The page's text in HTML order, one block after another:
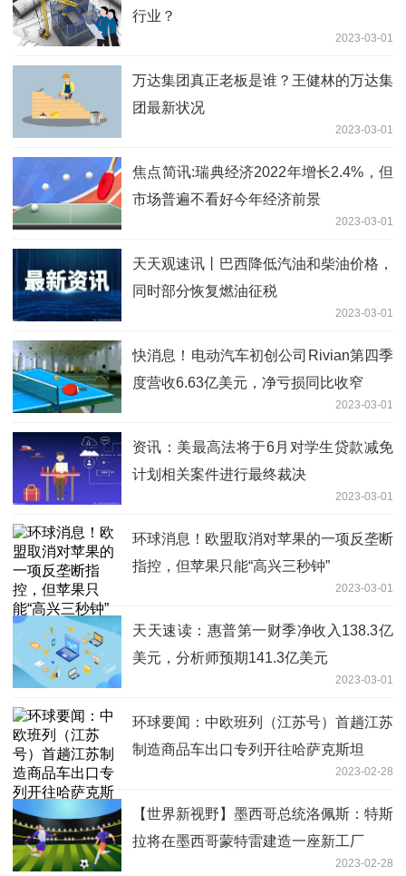
行业？
2023-03-01
万达集团真正老板是谁？王健林的万达集
团最新状况
2023-03-01
焦点简讯:瑞典经济2022年增长2.4%，但
市场普遍不看好今年经济前景
2023-03-01
天天观速讯丨巴西降低汽油和柴油价格，
同时部分恢复燃油征税
2023-03-01
快消息！电动汽车初创公司Rivian第四季
度营收6.63亿美元，净亏损同比收窄
2023-03-01
资讯：美最高法将于6月对学生贷款减免
计划相关案件进行最终裁决
2023-03-01
环球消息！欧盟取消对苹果的一项反垄断
指控，但苹果只能“高兴三秒钟”
2023-03-01
天天速读：惠普第一财季净收入138.3亿
美元，分析师预期141.3亿美元
2023-03-01
环球要闻：中欧班列（江苏号）首趟江苏
制造商品车出口专列开往哈萨克斯坦
2023-02-28
【世界新视野】墨西哥总统洛佩斯：特斯
拉将在墨西哥蒙特雷建造一座新工厂
2023-02-28